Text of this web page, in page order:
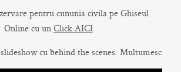
pentru cununia civila pe Ghiseul
Online cu unClick AICI.
cu behind the scenes. Multumesc